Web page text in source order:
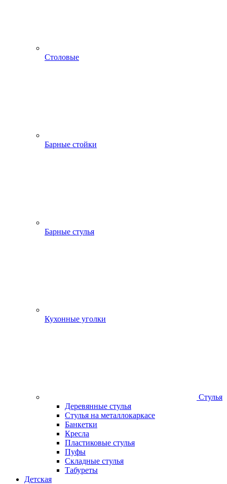
Столовые
Барные стойки
Барные стулья
Кухонные уголки
Стулья
Деревянные стулья
Стулья на металлокаркасе
Банкетки
Кресла
Пластиковые стулья
Пуфы
Складные стулья
Табуреты
Детская